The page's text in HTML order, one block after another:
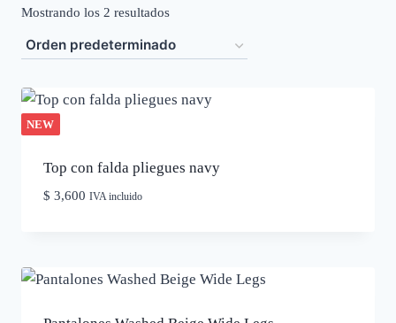
Mostrando los 2 resultados
NEW
Top con falda pliegues navy
$ 3,600 IVA incluido